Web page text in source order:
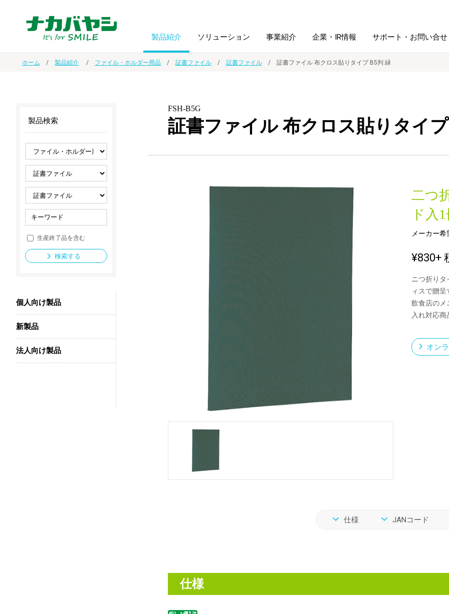
製品紹介
ノート・紙製品
ファイル・
ホルダー用品
スマートフォン・
タブレット関連
防災・
セキュリティ用品
法人向け製品
ソリューション
オーダー手帳・ノベルティ制作 学校ソリューション
ドキュメントスキャニングサービス
導入事例
事業紹介 企業・IR情報
IR情報 沿革
サステナビリティ
サポート・お問い合せ
ホーム 製品紹介 ファイル・ホルダー用品 証書ファイル 証書ファイル 証書ファイル 布クロス貼りタイプ B5判 緑
FSH-B5G
証書ファイル 布クロス貼りタイ
二つ
ド入
メーカー
¥830+
ニつ折り
ィスで贈
飲食店のメ
入れ対応
オン
仕様 JANコード
仕様
製品検索
生産終了品を含む
検索する
個人向け製品
新製品
法人向け製品